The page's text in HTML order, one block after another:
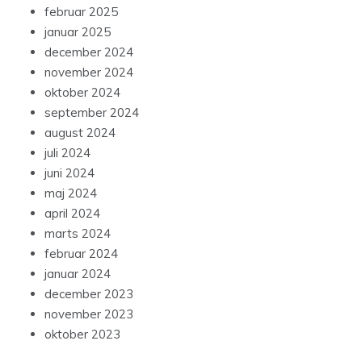
februar 2025
januar 2025
december 2024
november 2024
oktober 2024
september 2024
august 2024
juli 2024
juni 2024
maj 2024
april 2024
marts 2024
februar 2024
januar 2024
december 2023
november 2023
oktober 2023